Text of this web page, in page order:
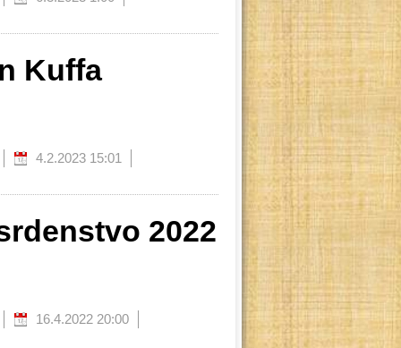
Kuffa
4.2.2023 15:01
2022
16.4.2022 20:00